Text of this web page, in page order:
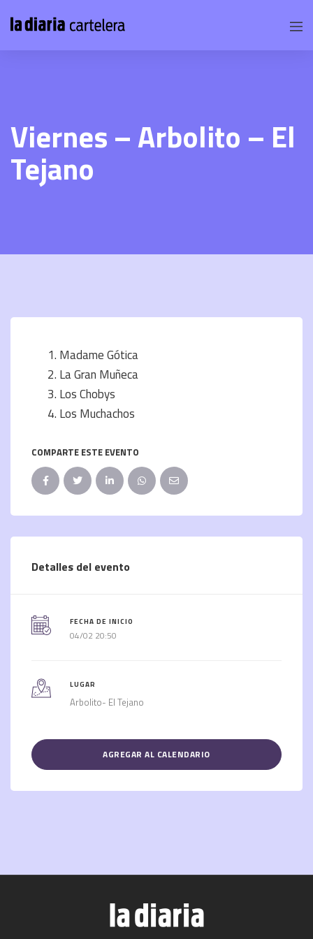
Viernes – Arbolito – El
Tejano
Madame Gótica
La Gran Muñeca
Los Chobys
Los Muchachos
COMPARTE ESTE EVENTO
Detalles del evento
FECHA DE INICIO
04/02 20:50
LUGAR
Arbolito- El Tejano
AGREGAR AL CALENDARIO